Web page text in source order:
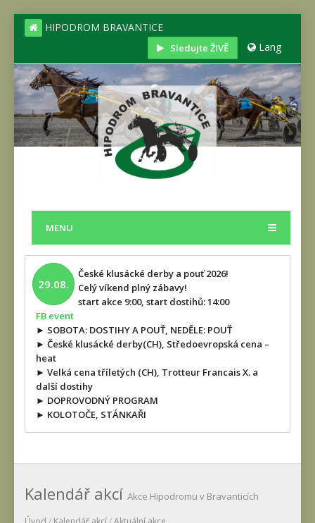
HIPODROM BRAVANTICE
Sledujte ŽIVĚ Lang
MENU
29.08.
České klusácké derby a pouť 2026!
Celý víkend plný zábavy!
start akce 9:00, start dostihů: 14:00
FB event
► SOBOTA: DOSTIHY A POUŤ, NEDĚLE: POUŤ
► České klusácké derby(CH), Středoevropská cena –
heat
► Velká cena tříletých (CH), Trotteur Francais X. a
další dostihy
► DOPROVODNÝ PROGRAM
► KOLOTOČE, STÁNKAŘI
Kalendář akcí Akce Hipodromu v Bravanticích